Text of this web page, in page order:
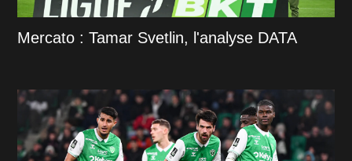
Mercato : Tamar Svetlin, l'analyse DATA